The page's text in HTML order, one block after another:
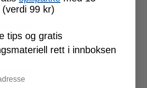
99 kr)
tips og gratis
rett i innboksen